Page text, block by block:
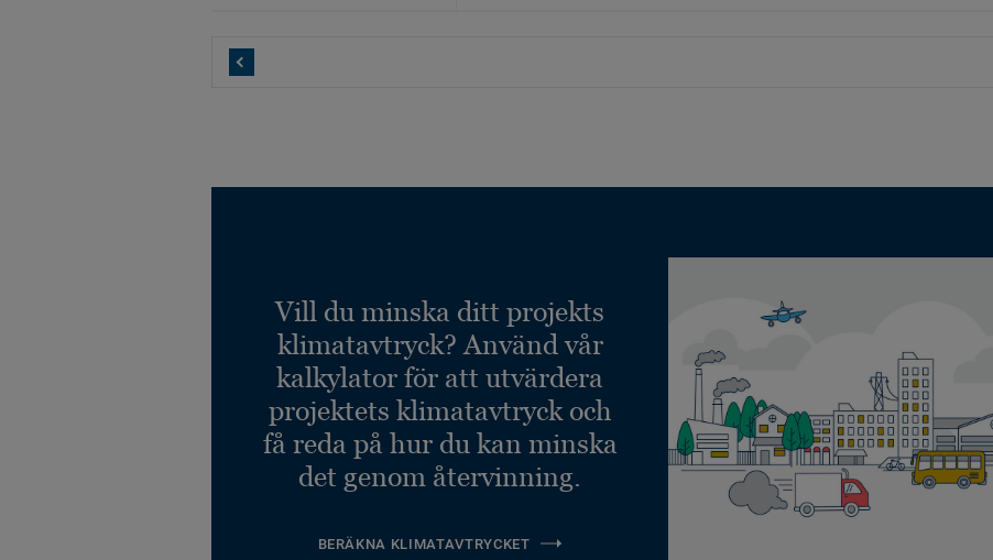
Återvunnet innehåll
verifieras externt av
Vill du minska ditt projekts
klimatavtryck? Använd vår
kalkylator för att utvärdera
projektets klimatavtryck och
få reda på hur du kan minska
det genom återvinning.
BERÄKNA KLIMATAVTRYCKET